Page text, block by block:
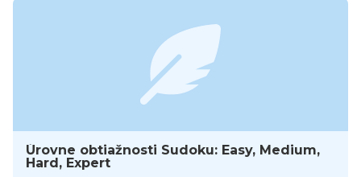
Úrovne obtiažnosti Sudoku: Easy, Medium,
Hard, Expert